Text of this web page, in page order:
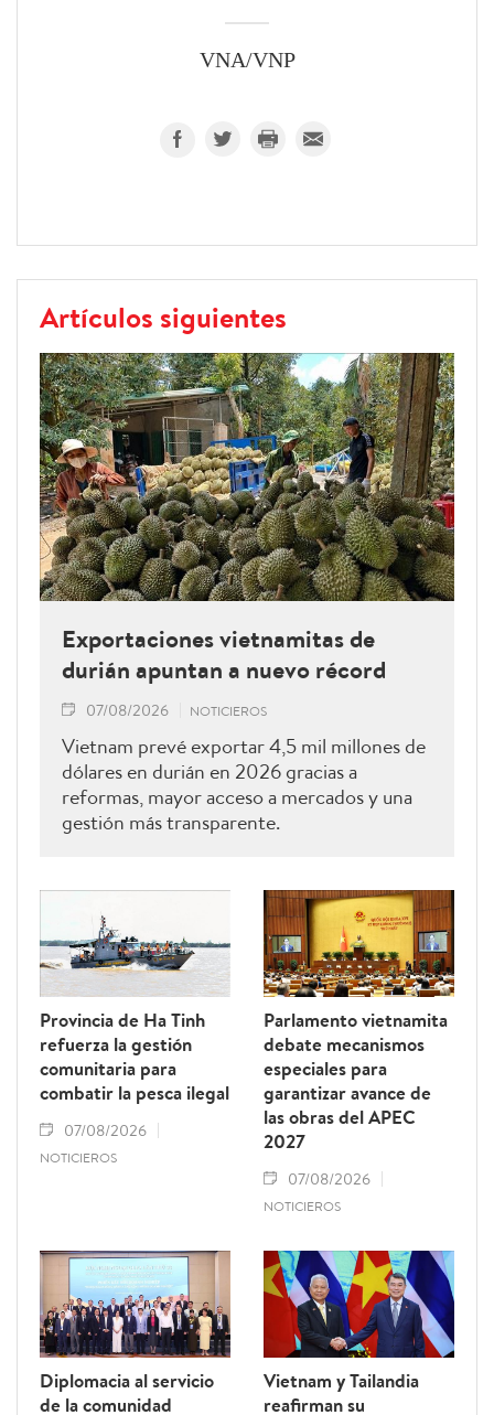
VNA/VNP
Artículos siguientes
Exportaciones vietnamitas de
durián apuntan a nuevo récord
07/08/2026 NOTICIEROS
Vietnam prevé exportar 4,5 mil millones de
dólares en durián en 2026 gracias a
reformas, mayor acceso a mercados y una
gestión más transparente.
Provincia de Ha Tinh
refuerza la gestión
comunitaria para
combatir la pesca ilegal
07/08/2026
NOTICIEROS
Parlamento vietnamita
debate mecanismos
especiales para
garantizar avance de
las obras del APEC
2027
07/08/2026
NOTICIEROS
Diplomacia al servicio
de la comunidad
Vietnam y Tailandia
reafirman su